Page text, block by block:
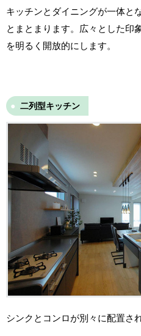
キッチンとダイニングが一体と
とまとまります。広々とした印
を明るく開放的にします。
二列型キッチン
シンクとコンロが別々に配置さ